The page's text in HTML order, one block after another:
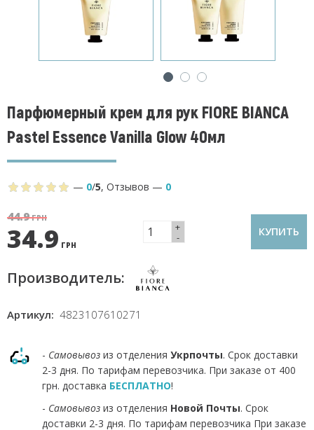
Парфюмерный крем для рук FIORE BIANCA
Pastel Essence Vanilla Glow 40мл
— 0/5, Отзывов — 0
44.9ГРН
34.9 ГРН
+
-
КУПИТЬ
Производитель:
Артикул: 4823107610271
- Самовывоз из отделения Укрпочты. Срок доставки
2-3 дня. По тарифам перевозчика. При заказе от 400
грн. доставка БЕСПЛАТНО!
- Самовывоз из отделения Новой Почты. Срок
доставки 2-3 дня. По тарифам перевозчика При заказе